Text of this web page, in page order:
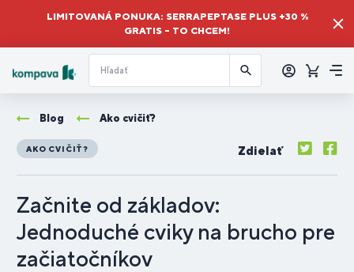
LIMITOVANÁ PONUKA: SERRAPEPTASE PLUS +30 %
GRATIS – TO CHCEM!
sa
Košík
Blog Ako cvičiť?
AKO CVIČIŤ? Zdielať
Začnite od základov:
Jednoduché cviky na brucho pre
začiatočníkov